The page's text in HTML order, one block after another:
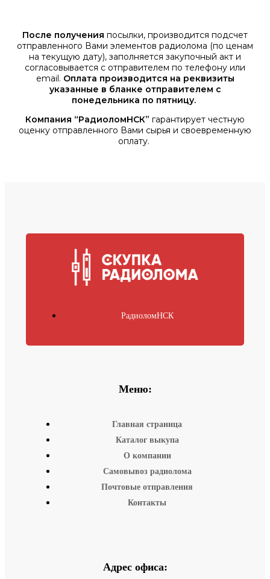
После получения посылки, производится подсчет
отправленного Вами элементов радиолома (по ценам
на текущую дату), заполняется закупочный акт и
согласовывается с отправителем по телефону или
email. Оплата производится на реквизиты
указанные в бланке отправителем с
понедельника по пятницу.
Компания “РадиоломНСК” гарантирует честную
оценку отправленного Вами сырья и своевременную
оплату.
РадиоломНСК
Меню:
Главная страница
Каталог выкупа
О компании
Самовывоз радиолома
Почтовые отправления
Контакты
Адрес офиса: